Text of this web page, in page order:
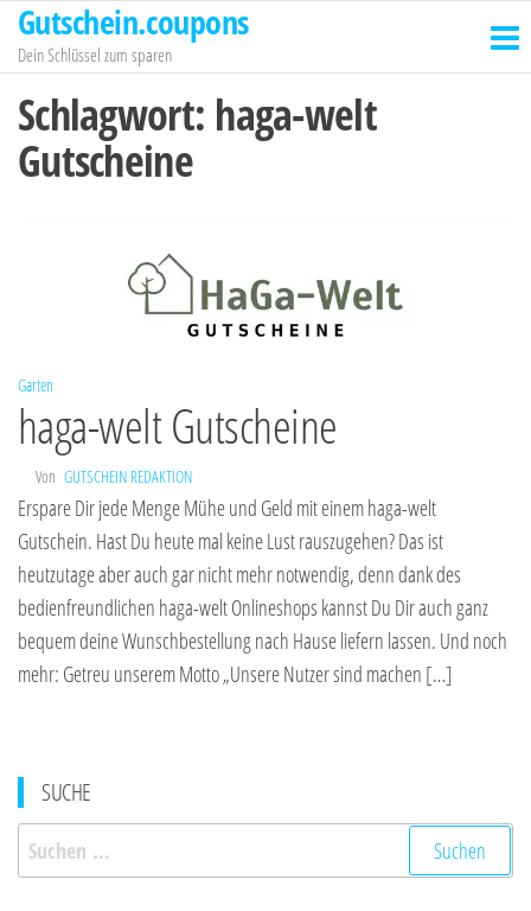
Zum
Inhalt
springen
Gutschein.coupons
Dein Schlüssel zum sparen
Schlagwort: haga-welt
Gutscheine
Garten
haga-welt Gutscheine
Von GUTSCHEIN REDAKTION
Erspare Dir jede Menge Mühe und Geld mit einem haga-welt
Gutschein. Hast Du heute mal keine Lust rauszugehen? Das ist
heutzutage aber auch gar nicht mehr notwendig, denn dank des
bedienfreundlichen haga-welt Onlineshops kannst Du Dir auch ganz
bequem deine Wunschbestellung nach Hause liefern lassen. Und noch
mehr: Getreu unserem Motto „Unsere Nutzer sind machen […]
SUCHE
Suchen
nach: